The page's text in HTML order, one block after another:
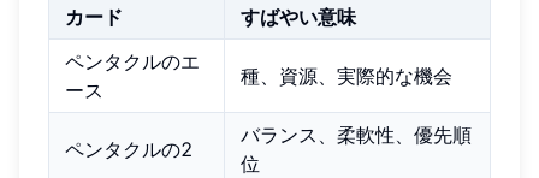
カード
すばやい意味
ペンタクルのエ
ース
種、資源、実際的な機会
ペンタクルの2
バランス、柔軟性、優先順
位